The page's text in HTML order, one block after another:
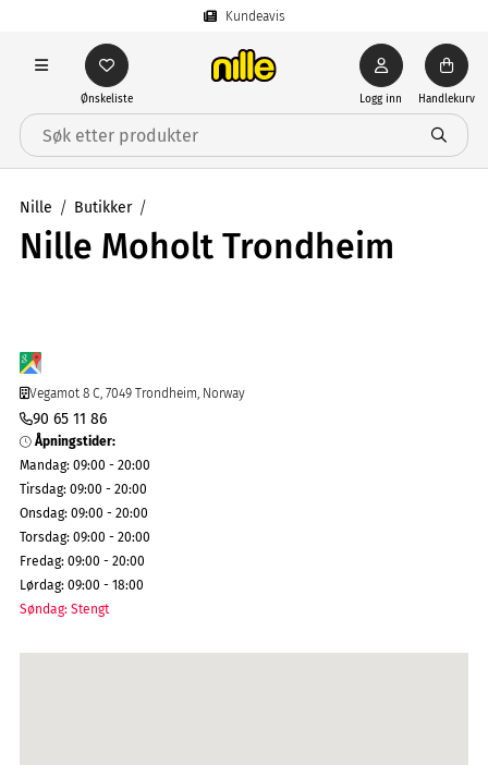
Kundeavis
Ønskeliste Logg inn Handlekurv
Nille Butikker
Nille Moholt Trondheim
Vegamot 8 C, 7049 Trondheim, Norway
90 65 11 86
Åpningstider:
Mandag: 09:00 - 20:00
Tirsdag: 09:00 - 20:00
Onsdag: 09:00 - 20:00
Torsdag: 09:00 - 20:00
Fredag: 09:00 - 20:00
Lørdag: 09:00 - 18:00
Søndag: Stengt